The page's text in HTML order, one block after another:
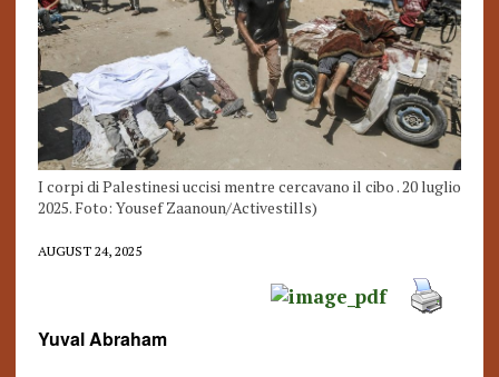
I corpi di Palestinesi uccisi mentre cercavano il cibo . 20 luglio
2025. Foto: Yousef Zaanoun/Activestills)
AUGUST 24, 2025
Yuval Abraham